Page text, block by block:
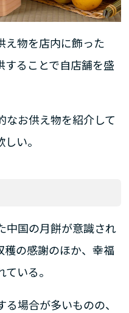
え物を店内に飾った
することで自店舗を盛
なお供え物を紹介して
い。
中国の月餅が意識され
穫の感謝のほか、幸福
いる。
場合が多いものの、